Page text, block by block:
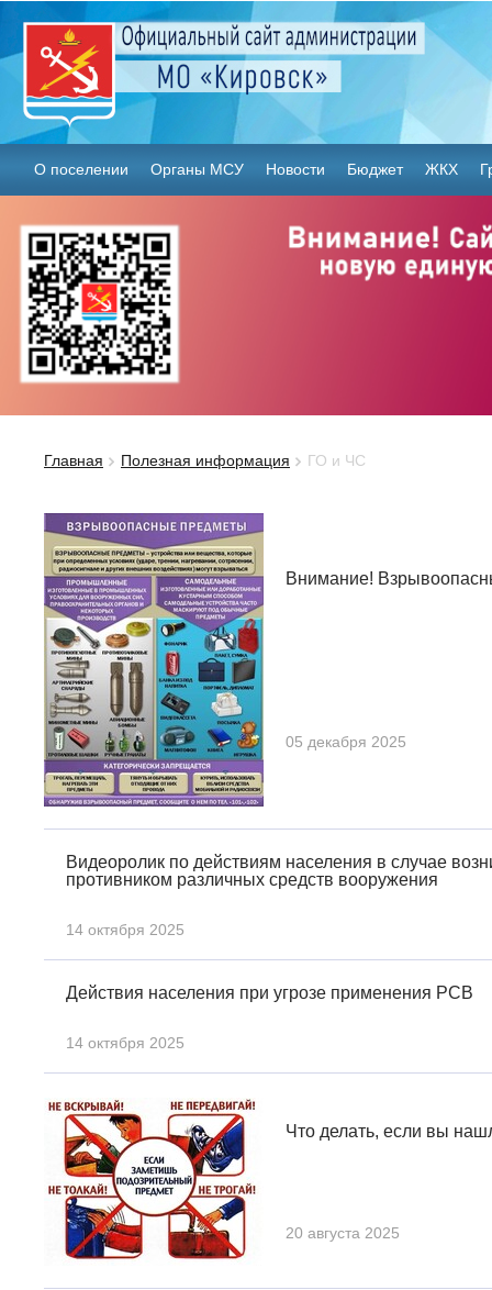
О поселении Органы МСУ Новости Бюджет ЖКХ
Главная Полезная информация ГО и ЧС
Внимание!
05 декабря 2025
Видеоролик по действиям населения в случае
противником различных средств вооружения
14 октября 2025
Действия населения при угрозе применения РСВ
14 октября 2025
Что делать, если вы
20 августа 2025